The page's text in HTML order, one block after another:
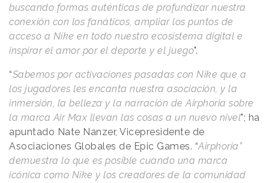
buscando formas auténticas de profundizar nuestra
conexión con los fanáticos, ampliar los puntos de
acceso a Nike en todo nuestro ecosistema digital e
inspirar el amor por el deporte y el juego".
“Sabemos por activaciones pasadas con Nike que a
los jugadores les encanta nuestra asociación, y la
inmersión, la belleza y la narración de Airphoria sobre
la marca Air Max llevan las cosas a un nuevo nivel"; ha
apuntado Nate Nanzer, Vicepresidente de
Asociaciones Globales de Epic Games. “Airphoria”
demuestra lo que es posible cuando una marca
icónica como Nike y los creadores de la comunidad